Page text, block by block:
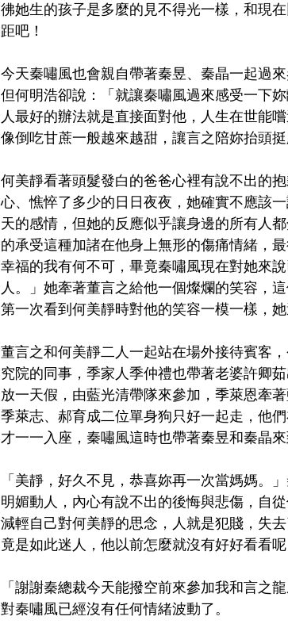
彿她生的孩子是多麼的見不得光一樣，和現
距吧！
今天秦嘯風也會親自帶著秦昱、秦晶一起過
但何明浩卻說：「就讓秦嘯風過來感受一下
人最好的辦法就是直接面對他，人生在世能
像倒吃甘蔗一般越來越甜，讓言之陪妳抬頭挺
何美靜看著頭髮發白的爸爸心裡有說不出的
心、憔悴了多少的日日夜夜，她確實不應該
天的感情，但她的反應似乎讓身邊的所有人
的承受這種加諸在他身上無形的傷痛情緒，
幸福的我有何不可，畢竟秦嘯風現在對她來
人。」她牽著董言之給他一個燦爛的笑容，
第一次看到何美靜時對他的笑容一模一樣，她
董言之和何美靜二人一起站在場外接待賓客
究院的同事，季家人季仲禮也帶著老婆許卿
放一天假，由藍光清帶隊來參加，季萊恩牽
季萊志、郝育成二位單身狗只好一起走，他
才一一入座，秦嘯風這時也帶著秦昱和秦晶來
「美靜，好久不見，恭喜妳再一次當媽媽。
明媚動人，內心有說不出的後悔與悲傷，自
減輕自己對何美靜的思念，人就是犯賤，失
竟是如此迷人，他以前怎麼就沒有好好看看呢
「謝謝秦總裁今天能撥空前來參加我和言之
對秦嘯風已經沒有任何情緒波動了。